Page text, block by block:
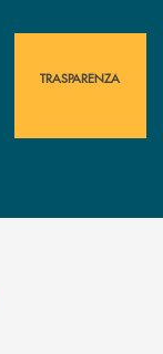
filiali&nbsp; di Banca
immediata?
TRASPARENZA